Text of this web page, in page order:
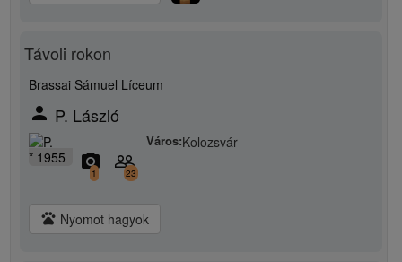
Távoli rokon
Brassai Sámuel Líceum
person P. László
* 1955
Város:Kolozsvár
camera_alt
1
people_outline
23
pets Nyomot hagyok